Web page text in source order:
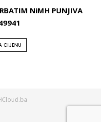
NiMH PUNJIVA
CIJENU